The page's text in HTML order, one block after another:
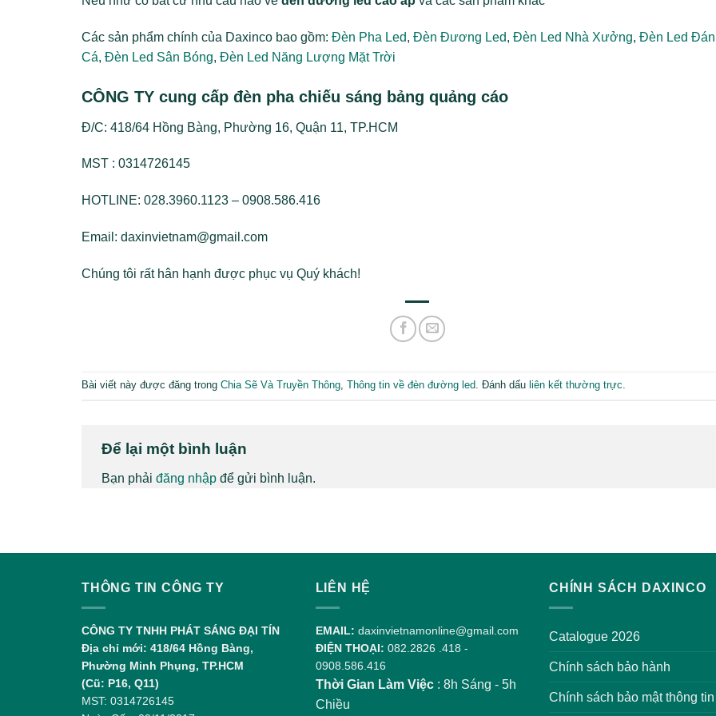
Các sản phẩm chính của Daxinco bao gồm: Đèn Pha Led, Đèn Đương Led, Đèn Led Nhà Xưởng, Đèn Led
Cá, Đèn Led Sân Bóng, Đèn Led Năng Lượng Mặt Trời
CÔNG TY cung cấp đèn pha chiếu sáng bảng quảng cáo
Đ/C: 418/64 Hồng Bàng, Phường 16, Quận 11, TP.HCM
MST : 0314726145
HOTLINE: 028.3960.1123 – 0908.586.416
Email: daxinvietnam@gmail.com
Chúng tôi rất hân hạnh được phục vụ Quý khách!
Bài viết này được đăng trong Chia Sẽ Và Truyền Thông, Thông tin về đèn đường led. Đánh dấu liên kết thường trực.
Để lại một bình luận
Bạn phải đăng nhập để gửi bình luận.
THÔNG TIN CÔNG TY
CÔNG TY TNHH PHÁT SÁNG ĐẠI TÍN
Địa chỉ mới: 418/64 Hồng Bàng,
Phường Minh Phụng, TP.HCM
(Cũ: P16, Q11)
MST: 0314726145
LIÊN HỆ
EMAIL: daxinvietnamonline@gmail.com
ĐIỆN THOẠI: 082.2826 .418-
0908.586.416
Thời Gian Làm Việc: 8h Sáng - 5h
Chiều
CHÍNH SÁCH DAXINCO
Catalogue 2026
Chính sách bảo hành
Chính sách bảo mật thông tin